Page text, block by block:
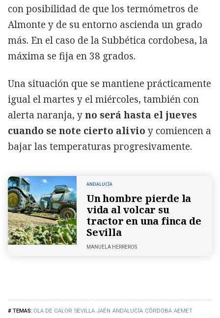
OLA DE CALOR SEVILLA JAÉN ANDALUCÍA CÓRDOBA AEMET
con posibilidad de que los termómetros de
Almonte y de su entorno ascienda un grado
más. En el caso de la Subbética cordobesa, la
máxima se fija en 38 grados.
Una situación que se mantiene prácticamente
igual el martes y el miércoles, también con
alerta naranja, yno será hasta el jueves
cuando se note cierto alivio y comiencen a
bajar las temperaturas progresivamente.
ANDALUCÍA
Un hombre pierde la
vida al volcar su
tractor en una finca de
Sevilla
MANUELA HERREROS